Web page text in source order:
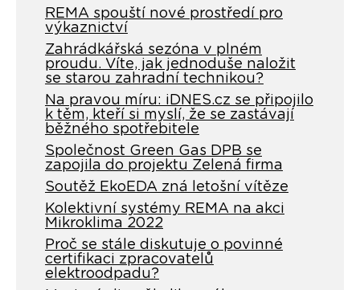
REMA spouští nové prostředí pro
výkaznictví
Zahrádkářská sezóna v plném
proudu. Víte, jak jednoduše naložit
se starou zahradní technikou?
Na pravou míru: iDNES.cz se připojilo
k těm, kteří si myslí, že se zastávají
běžného spotřebitele
Společnost Green Gas DPB se
zapojila do projektu Zelená firma
Soutěž EkoEDA zná letošní vítěze
Kolektivní systémy REMA na akci
Mikroklima 2022
Proč se stále diskutuje o povinné
certifikaci zpracovatelů
elektroodpadu?